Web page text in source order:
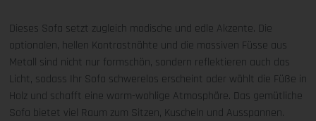
Dieses Sofa setzt zugleich modische und edle Akzente. Die
optionalen, hellen Kontrastnähte und die massiven Füsse aus
Metall sind nicht nur formschön, sondern reflektieren auch das
Licht, sodass Ihr Sofa schwerelos erscheint oder wählt die Füße in
Holz und schafft eine warm-wohlige Atmosphäre. Das gemütliche
Sofa bietet viel Raum zum Sitzen, Kuscheln und Ausspannen.